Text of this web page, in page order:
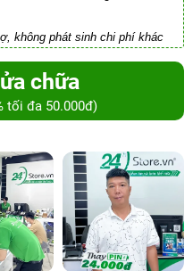
không phát sinh chi phí khác
chữa
tối đa 50.000đ)